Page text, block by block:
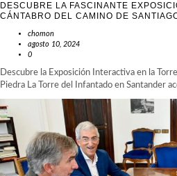
DESCUBRE LA FASCINANTE
CÁNTABRO DEL CAMINO DE
chomon
agosto 10, 2024
0
Descubre la Exposición Interactiva en la
Piedra La Torre del Infantado en Santander